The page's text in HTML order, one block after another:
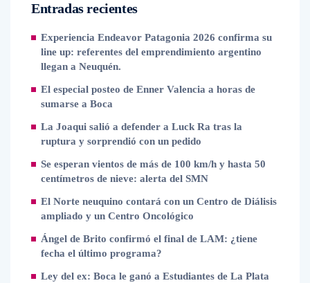
Entradas recientes
Experiencia Endeavor Patagonia 2026 confirma su
line up: referentes del emprendimiento argentino
llegan a Neuquén.
El especial posteo de Enner Valencia a horas de
sumarse a Boca
La Joaqui salió a defender a Luck Ra tras la
ruptura y sorprendió con un pedido
Se esperan vientos de más de 100 km/h y hasta 50
centímetros de nieve: alerta del SMN
El Norte neuquino contará con un Centro de Diálisis
ampliado y un Centro Oncológico
Ángel de Brito confirmó el final de LAM: ¿tiene
fecha el último programa?
Ley del ex: Boca le ganó a Estudiantes de La Plata